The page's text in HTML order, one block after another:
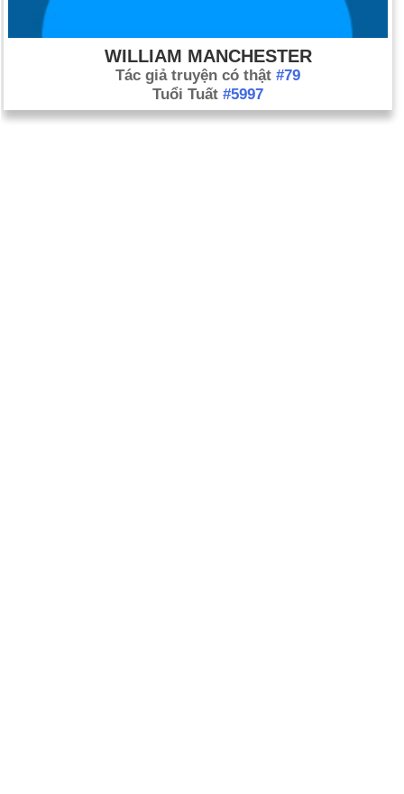
WILLIAM MANCHESTER
Tác giả truyện có thật #79
Tuổi Tuất #5997